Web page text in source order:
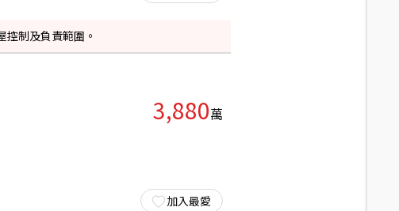
制及負責範圍。
3,880萬
加入最愛